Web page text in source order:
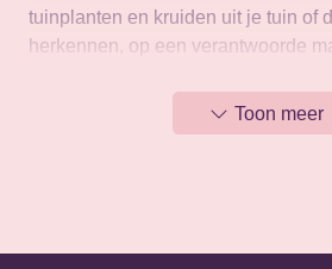
tuinplanten en kruiden uit je tuin of
herkennen, op een verantwoorde
tincturen, theeën, oliën en balsems.
handvatten aan, van oogst- en
Toon meer